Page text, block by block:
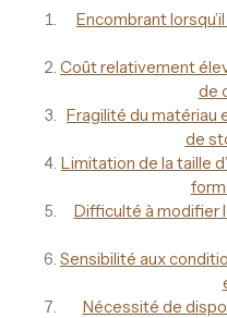
Encombrant
Coût relativement
de
Fragilité du matériau
de
Limitation de la taille
Difficulté à modifier
Sensibilité aux
Nécessité de